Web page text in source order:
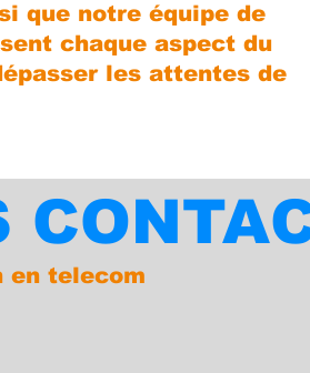
que notre équipe de
chaque aspect du
les attentes de
en telecom